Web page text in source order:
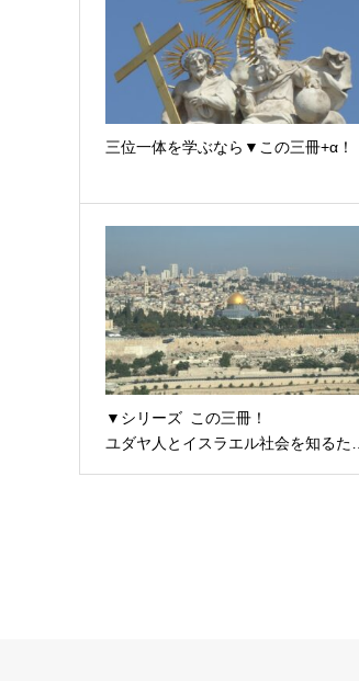
三位一体を学ぶなら▼この三冊+α！
▼シリーズ この三冊！
ユダヤ人とイスラエル社会を知るた…